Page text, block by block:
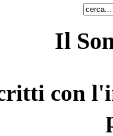
Il
con